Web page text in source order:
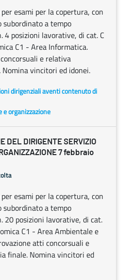
esami per la copertura, con
a tempo
4 posizioni lavorative, di cat. C
C1 - Area Informatica.
e relativa
vincitori ed idonei.
dirigenziali aventi contenuto di
e organizzazione
DEL DIRIGENTE SERVIZIO
7 febbraio
esami per la copertura, con
a tempo
20 posizioni lavorative, di cat.
C1 - Area Ambientale e
atti concorsuali e
finale. Nomina vincitori ed